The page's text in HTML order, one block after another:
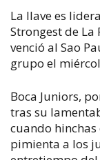
La llave es
Strongest de
venció al Sao
grupo el
Boca Juniors,
tras su
cuando
pimienta a los